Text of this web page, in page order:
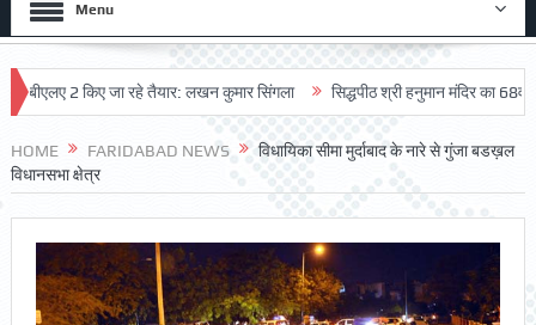
Menu
2 किए जा रहे तैयार: लखन कुमार सिंगला सिद्धपीठ श्री हनुमान मंदिर का 68वां
HOME FARIDABAD NEWS
विधायिका सीमा मुर्दाबाद के नारे से गुंजा बडख़ल
विधानसभा क्षेत्र